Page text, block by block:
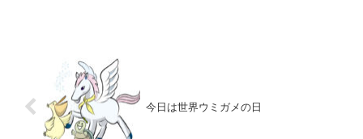
今日は世界ウミガメの日